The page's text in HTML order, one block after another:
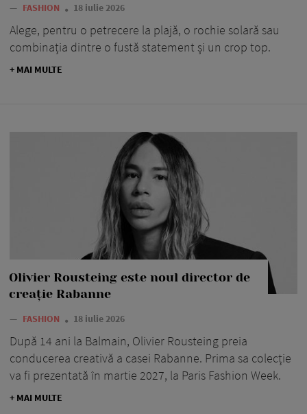
— FASHION 18 iulie 2026
Alege, pentru o petrecere la plajă, o rochie solară sau
combinația dintre o fustă statement și un crop top.
+ MAI MULTE
Olivier Rousteing este noul director de
creație Rabanne
— FASHION 18 iulie 2026
După 14 ani la Balmain, Olivier Rousteing preia
conducerea creativă a casei Rabanne. Prima sa colecție
va fi prezentată în martie 2027, la Paris Fashion Week.
+ MAI MULTE